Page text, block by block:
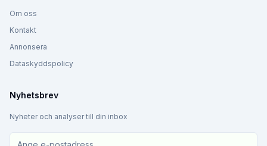
Om oss
Kontakt
Annonsera
Dataskyddspolicy
Nyhetsbrev
Nyheter och analyser till din inbox